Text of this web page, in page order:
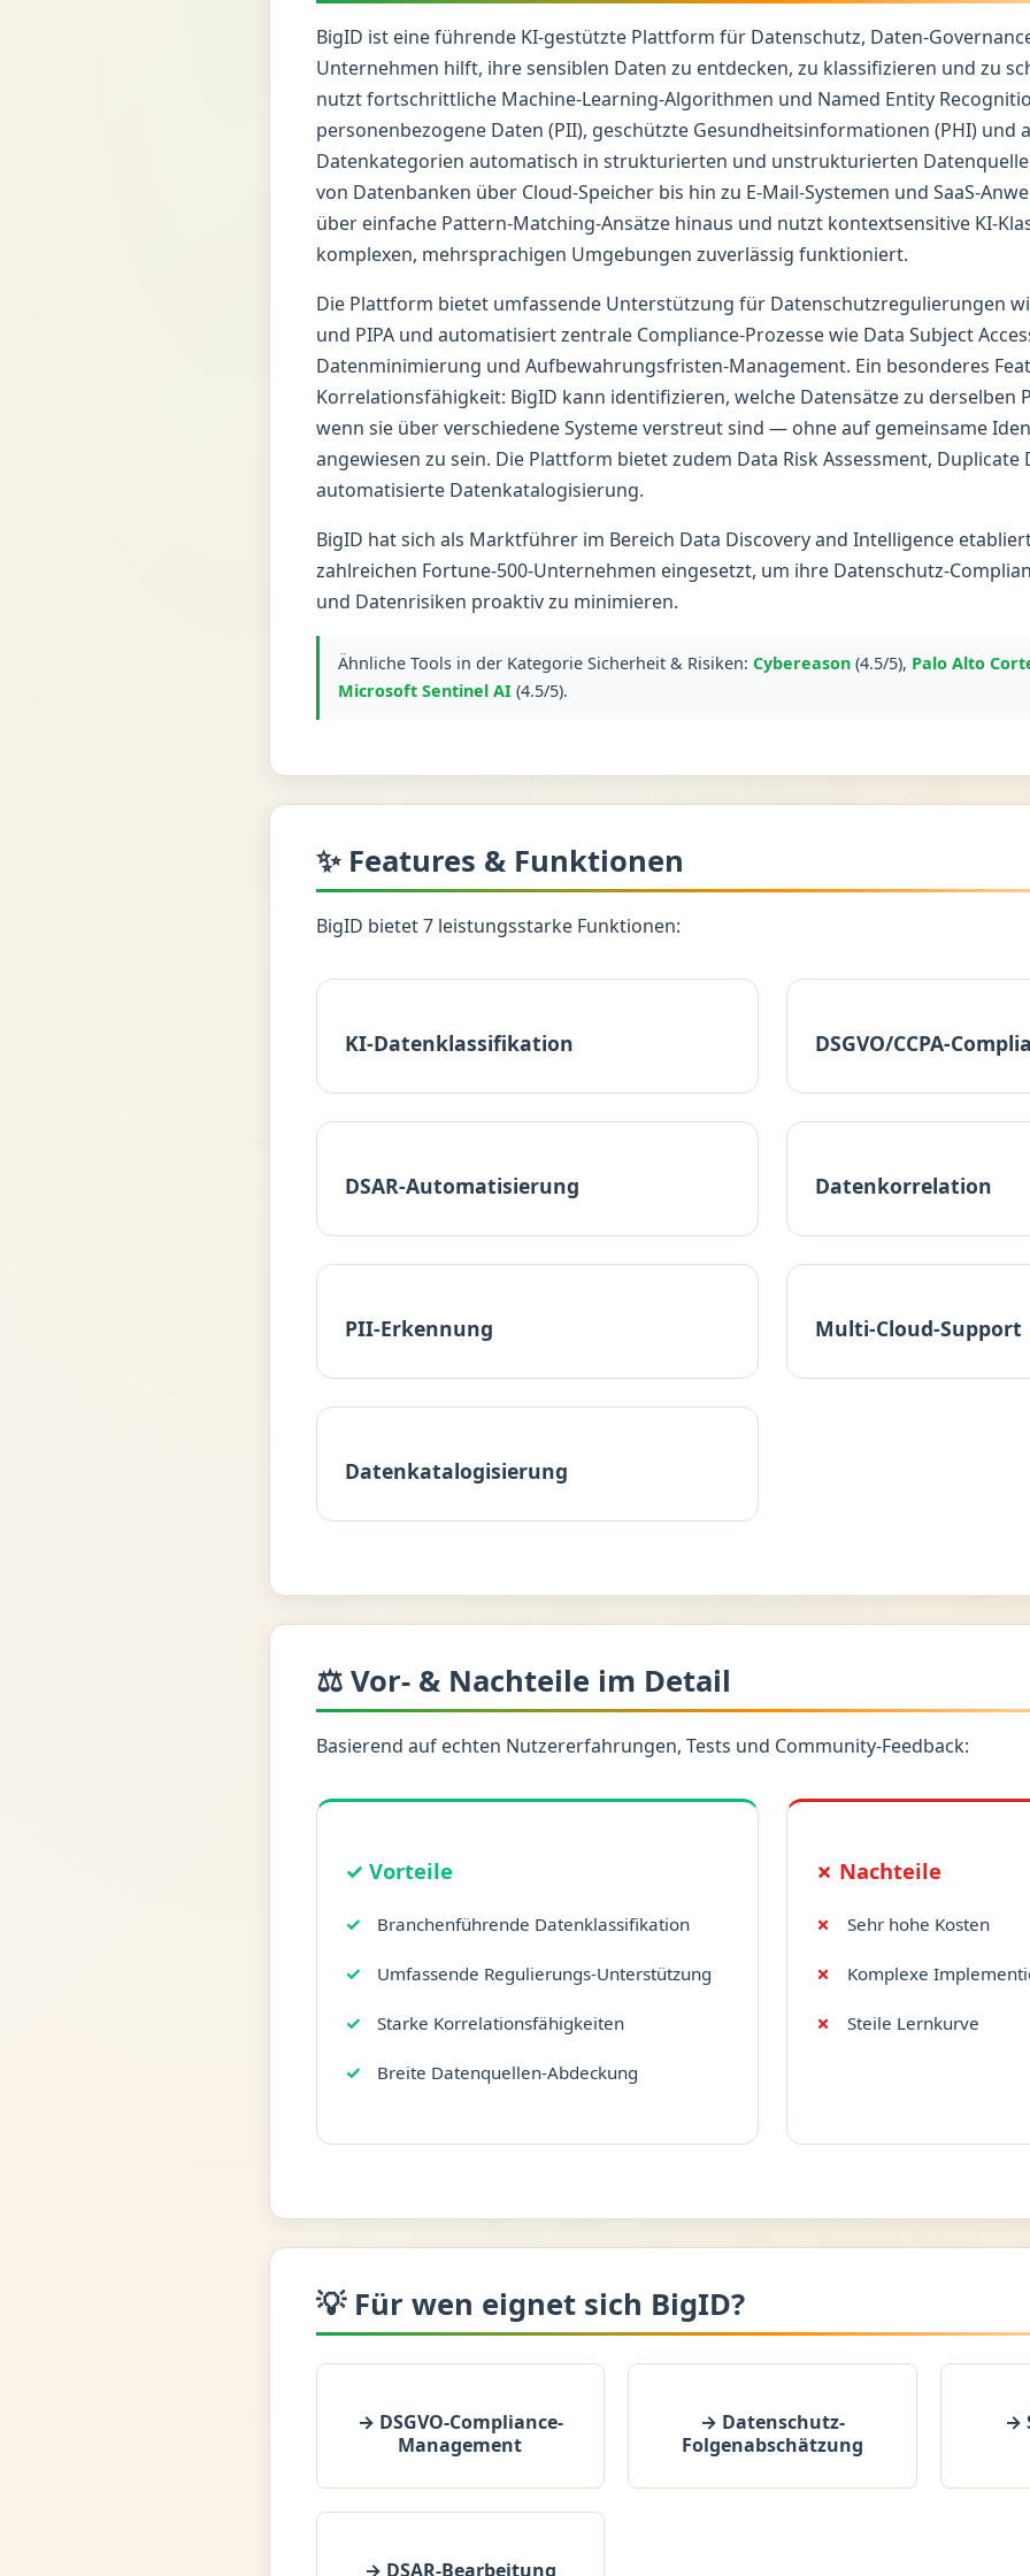
BigID ist eine führende KI-gestützte Plattform für Datenschutz, Daten-
Unternehmen hilft, ihre sensiblen Daten zu entdecken, zu klassifizieren und zu
nutzt fortschrittliche Machine-Learning-Algorithmen und Named Entity
personenbezogene Daten (PII), geschützte Gesundheitsinformationen (PHI) und
Datenkategorien automatisch in strukturierten und unstrukturierten
von Datenbanken über Cloud-Speicher bis hin zu E-Mail-Systemen und SaaS-
über einfache Pattern-Matching-Ansätze hinaus und nutzt kontextsensitive KI-
komplexen, mehrsprachigen Umgebungen zuverlässig funktioniert.
Die Plattform bietet umfassende Unterstützung für Datenschutzregulierungen wie
und PIPA und automatisiert zentrale Compliance-Prozesse wie Data Subject
Datenminimierung und Aufbewahrungsfristen-Management. Ein besonderes
Korrelationsfähigkeit: BigID kann identifizieren, welche Datensätze zu derselben
wenn sie über verschiedene Systeme verstreut sind — ohne auf gemeinsame
angewiesen zu sein. Die Plattform bietet zudem Data Risk Assessment, Duplicate
automatisierte Datenkatalogisierung.
BigID hat sich als Marktführer im Bereich Data Discovery and Intelligence
zahlreichen Fortune-500-Unternehmen eingesetzt, um ihre Datenschutz-
und Datenrisiken proaktiv zu minimieren.
Ähnliche Tools in der Kategorie Sicherheit & Risiken: Cybereason(4.5/5), Palo Alto
Microsoft Sentinel AI(4.5/5).
✨ Features & Funktionen
BigID bietet 7 leistungsstarke Funktionen:
KI-Datenklassifikation DSGVO/CCPA-
DSAR-Automatisierung Datenkorrelation
PII-Erkennung Multi-Cloud-Support
Datenkatalogisierung
⚖️ Vor- & Nachteile im Detail
Basierend auf echten Nutzererfahrungen, Tests und Community-Feedback:
✓ Vorteile
Branchenführende Datenklassifikation
Umfassende Regulierungs-Unterstützung
Starke Korrelationsfähigkeiten
Breite Datenquellen-Abdeckung
✗ Nachteile
Sehr hohe Kosten
Komplexe
Steile Lernkurve
💡 Für wen eignet sich BigID?
→ DSGVO-Compliance-
Management
→ Datenschutz-
Folgenabschätzung
→
→ DSAR-Bearbeitung